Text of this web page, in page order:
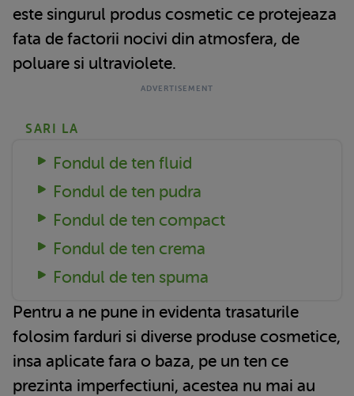
este singurul produs cosmetic ce protejeaza
fata de factorii nocivi din atmosfera, de
poluare si ultraviolete.
SARI LA
Fondul de ten fluid
Fondul de ten pudra
Fondul de ten compact
Fondul de ten crema
Fondul de ten spuma
Pentru a ne pune in evidenta trasaturile
folosim farduri si diverse produse cosmetice,
insa aplicate fara o baza, pe un ten ce
prezinta imperfectiuni, acestea nu mai au